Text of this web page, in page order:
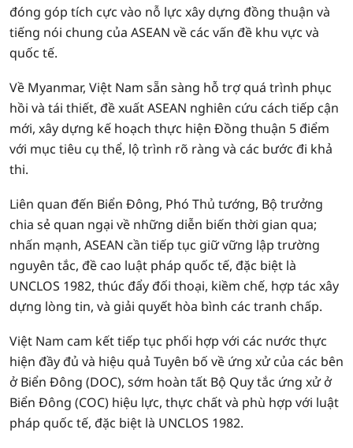
đóng góp tích cực vào nỗ lực xây dựng đồng thuận và
tiếng nói chung của ASEAN về các vấn đề khu vực và
quốc tế.
Về Myanmar, Việt Nam sẵn sàng hỗ trợ quá trình phục
hồi và tái thiết, đề xuất ASEAN nghiên cứu cách tiếp cận
mới, xây dựng kế hoạch thực hiện Đồng thuận 5 điểm
với mục tiêu cụ thể, lộ trình rõ ràng và các bước đi khả
thi.
Liên quan đến Biển Đông, Phó Thủ tướng, Bộ trưởng
chia sẻ quan ngại về những diễn biến thời gian qua;
nhấn mạnh, ASEAN cần tiếp tục giữ vững lập trường
nguyên tắc, đề cao luật pháp quốc tế, đặc biệt là
UNCLOS 1982, thúc đẩy đối thoại, kiềm chế, hợp tác xây
dựng lòng tin, và giải quyết hòa bình các tranh chấp.
Việt Nam cam kết tiếp tục phối hợp với các nước thực
hiện đầy đủ và hiệu quả Tuyên bố về ứng xử của các bên
ở Biển Đông (DOC), sớm hoàn tất Bộ Quy tắc ứng xử ở
Biển Đông (COC) hiệu lực, thực chất và phù hợp với luật
pháp quốc tế, đặc biệt là UNCLOS 1982.